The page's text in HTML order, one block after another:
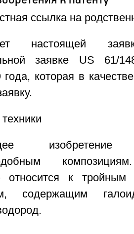
ссылка на
настоящей
заявке US 61/
года, которая в
относится к тройным
содержащим